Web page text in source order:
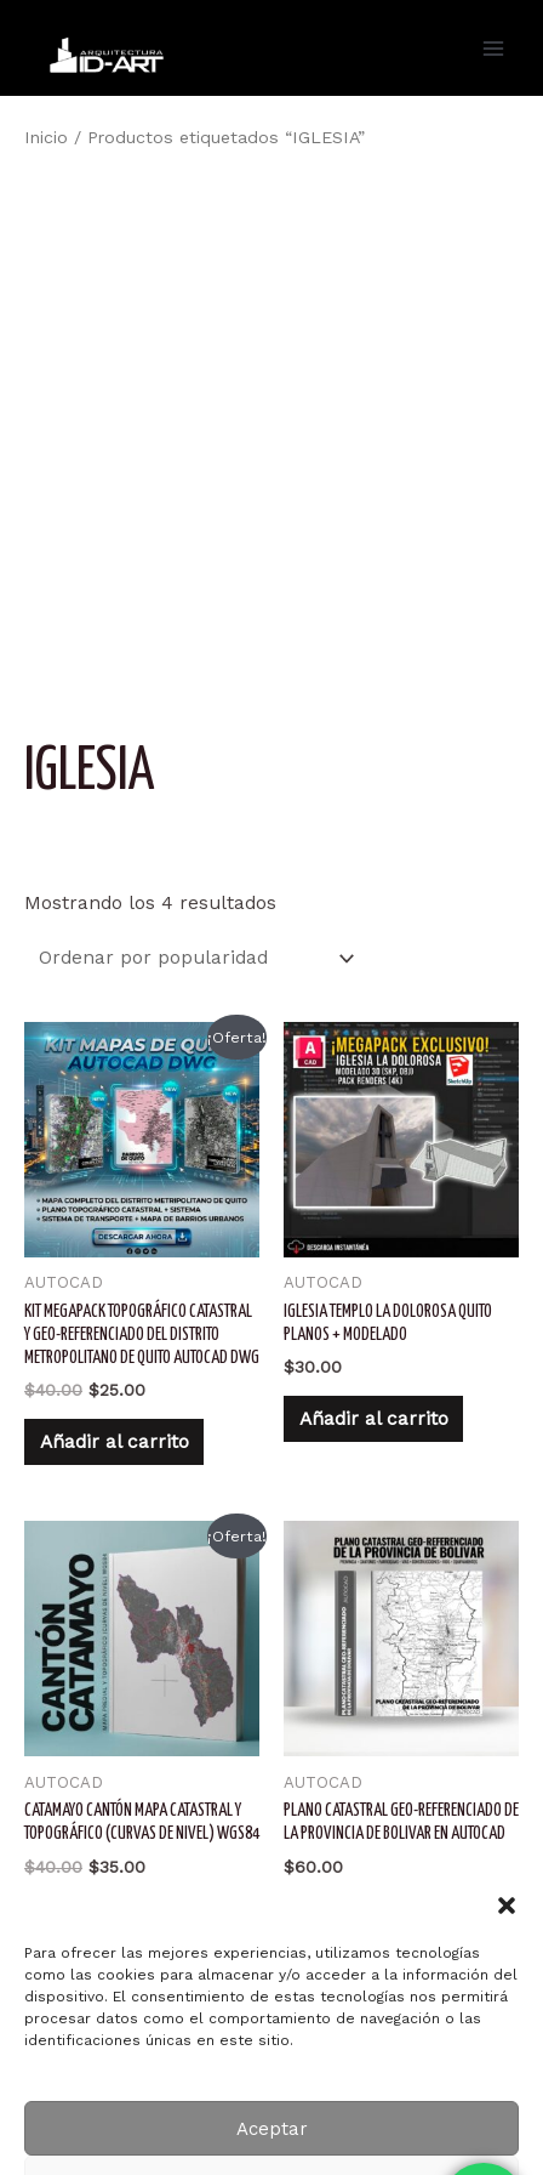
Para ofrecer las mejores experiencias, utilizamos tecnologías
como las cookies para almacenar y/o acceder a la información del
dispositivo. El consentimiento de estas tecnologías nos permitirá
procesar datos como el comportamiento de navegación o las
identificaciones únicas en este sitio.
Aceptar
contenido
Inicio / Productos etiquetados “IGLESIA”
IGLESIA
Mostrando los 4 resultados
¡Oferta!
AUTOCAD
KIT MEGAPACK TOPOGRÁFICO CATASTRAL
Y GEO-REFERENCIADO DEL DISTRITO
METROPOLITANO DE QUITO AUTOCAD DWG
$40.00 El
original
era:
$25.00El
actual
es:
Añadir al carrito
AUTOCAD
IGLESIA TEMPLO LA DOLOROSA QUITO
PLANOS + MODELADO
$30.00
Añadir al carrito
¡Oferta!
AUTOCAD
CATAMAYO CANTÓN MAPA CATASTRAL Y
TOPOGRÁFICO (CURVAS DE NIVEL) WGS84
$40.00 El
$40.00.
$35.00El
$35.00.
AUTOCAD
PLANO CATASTRAL GEO-REFERENCIADO DE
LA PROVINCIA DE BOLIVAR EN AUTOCAD
$60.00
Copyright © 2026 Arquitectura ID-ART